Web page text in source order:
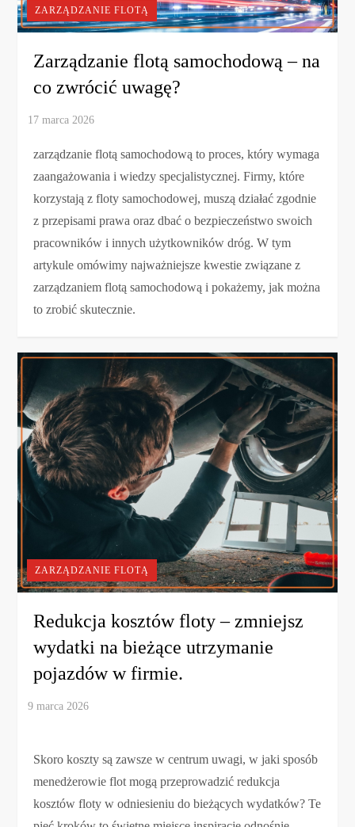
ZARZĄDZANIE FLOTĄ
Zarządzanie flotą samochodową – na
co zwrócić uwagę?
zarządzanie flotą samochodową to proces, który wymaga
zaangażowania i wiedzy specjalistycznej. Firmy, które
korzystają z floty samochodowej, muszą działać zgodnie
z przepisami prawa oraz dbać o bezpieczeństwo swoich
pracowników i innych użytkowników dróg. W tym
artykule omówimy najważniejsze kwestie związane z
zarządzaniem flotą samochodową i pokażemy, jak można
to zrobić skutecznie.
ZARZĄDZANIE FLOTĄ
Redukcja kosztów floty – zmniejsz
wydatki na bieżące utrzymanie
pojazdów w firmie.
Skoro koszty są zawsze w centrum uwagi, w jaki sposób
menedżerowie flot mogą przeprowadzić redukcja
kosztów floty w odniesieniu do bieżących wydatków? Te